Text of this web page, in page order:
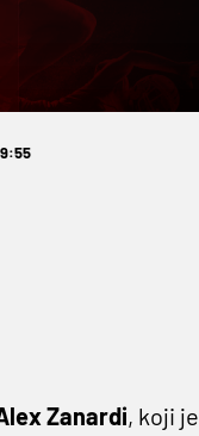
Zanardi, koji